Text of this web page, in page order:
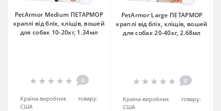
PetArmor Medium ПЕТАРМОР
краплі від бліх, кліщів, вошей
для собак 10-20кг, 1.34мл
0
Країна-виробник товару:
США
PetArmor Large ПЕТАРМОР
краплі від бліх, кліщів, вошей
для собак 20-40кг, 2.68мл
0
Країна-виробник товару:
США